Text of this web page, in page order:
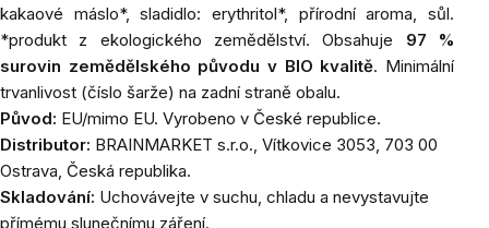
kakaové máslo*, sladidlo: erythritol*, přírodní aroma, sůl.
*produkt z ekologického zemědělství. Obsahuje 97 %
surovin zemědělského původu v BIO kvalitě. Minimální
trvanlivost (číslo šarže) na zadní straně obalu.
Původ: EU/mimo EU. Vyrobeno v České republice.
Distributor: BRAINMARKET s.r.o., Vítkovice 3053, 703 00
Ostrava, Česká republika.
Skladování: Uchovávejte v suchu, chladu a nevystavujte
přímému slunečnímu záření.